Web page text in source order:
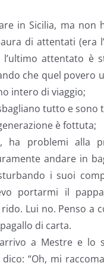
in Sicilia, ma non
di attentati (era
l’ultimo attentato è
che quel povero
intero di viaggio;
tutto e sono
è fottuta;
ha problemi alla
andare in
i suoi
portarmi il
Lui no. Penso a
di carta.
a Mestre e lo
“Oh, mi